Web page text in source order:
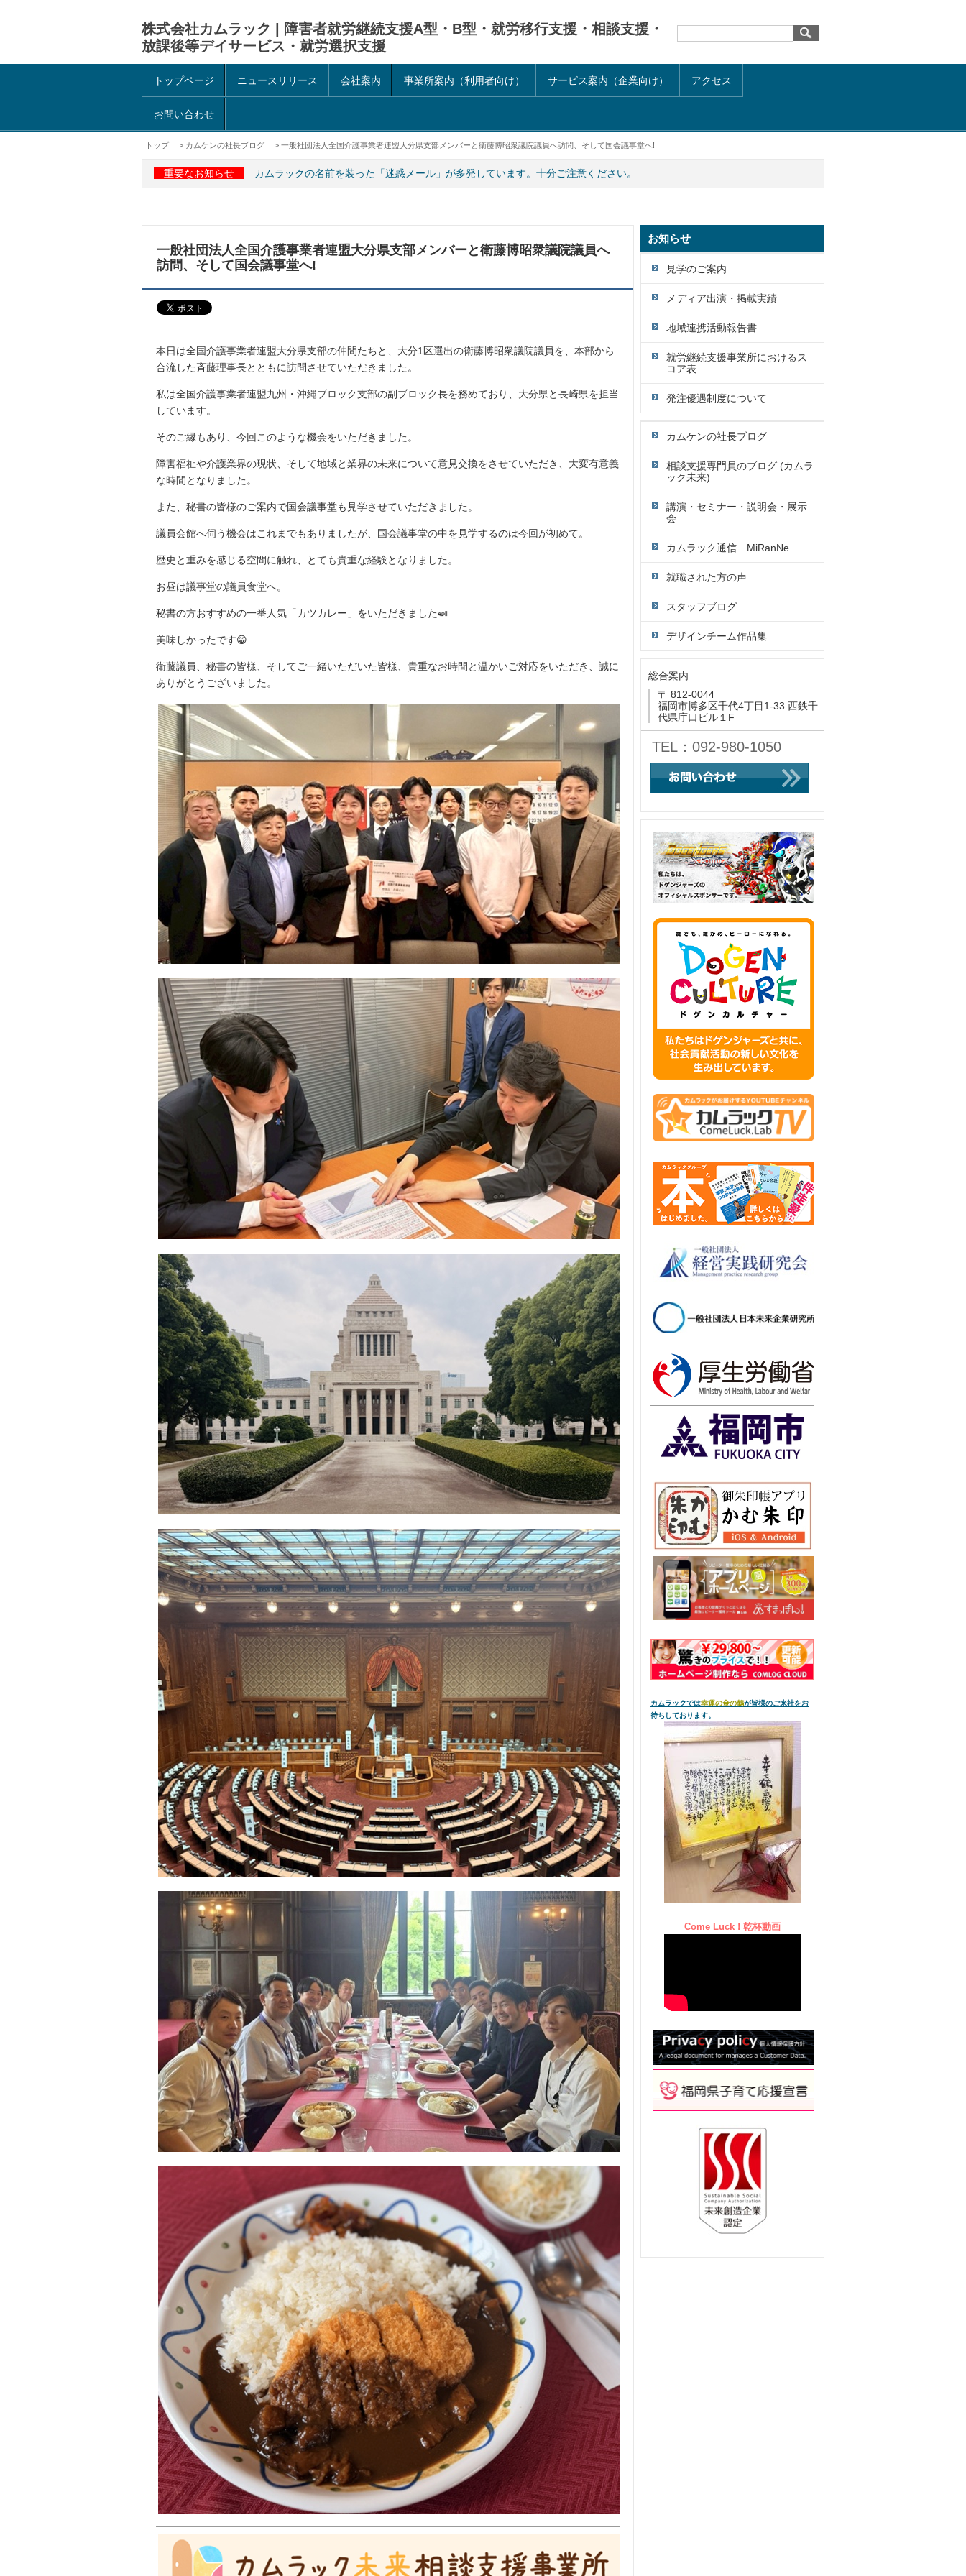
株式会社カムラック | 障害者就労継続支援A型・B型・就労移行支援・相談支援・
放課後等デイサービス・就労選択支援
トップページ ニュースリリース 会社案内 事業所案内（利用者向け） サービス案内（企業向け） アクセス
お問い合わせ
トップ > カムケンの社長ブログ > 一般社団法人全国介護事業者連盟大分県支部メンバーと衛藤博昭衆議院議員へ訪問、そして国会議事堂へ!
重要なお知らせ カムラックの名前を装った「迷惑メール」が多発しています。十分ご注意ください。
一般社団法人全国介護事業者連盟大分県支部メンバーと衛藤博昭衆議院議員へ
訪問、そして国会議事堂へ!
本日は全国介護事業者連盟大分県支部の仲間たちと、大分1区選出の衛藤博昭衆議院議員を、本部から
合流した斉藤理事長とともに訪問させていただきました。
私は全国介護事業者連盟九州・沖縄ブロック支部の副ブロック長を務めており、大分県と長崎県を担当
しています。
そのご縁もあり、今回このような機会をいただきました。
障害福祉や介護業界の現状、そして地域と業界の未来について意見交換をさせていただき、大変有意義
な時間となりました。
また、秘書の皆様のご案内で国会議事堂も見学させていただきました。
議員会館へ伺う機会はこれまでもありましたが、国会議事堂の中を見学するのは今回が初めて。
歴史と重みを感じる空間に触れ、とても貴重な経験となりました。
お昼は議事堂の議員食堂へ。
秘書の方おすすめの一番人気「カツカレー」をいただきました🍛
美味しかったです😁
衛藤議員、秘書の皆様、そしてご一緒いただいた皆様、貴重なお時間と温かいご対応をいただき、誠に
ありがとうございました。
お知らせ
見学のご案内
メディア出演・掲載実績
地域連携活動報告書
就労継続支援事業所におけるス
コア表
発注優遇制度について
カムケンの社長ブログ
相談支援専門員のブログ (カムラ
ック未来)
講演・セミナー・説明会・展示
会
カムラック通信 MiRanNe
就職された方の声
スタッフブログ
デザインチーム作品集
総合案内
〒 812-0044
福岡市博多区千代4丁目1-33 西鉄千
代県庁口ビル１F
TEL：092-980-1050
カムラックでは幸運の金の鶴が皆様のご来社をお
待ちしております。
Come Luck ! 乾杯動画